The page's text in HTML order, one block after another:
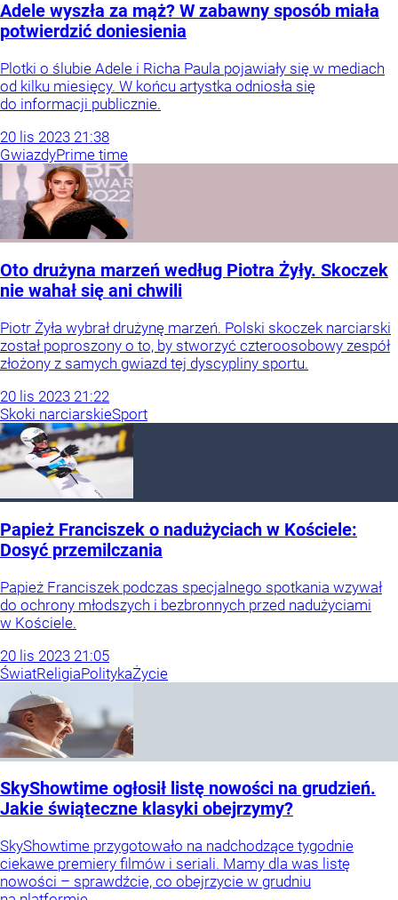
Adele wyszła za mąż? W zabawny sposób miała
potwierdzić doniesienia
Plotki o ślubie Adele i Richa Paula pojawiały się w mediach
od kilku miesięcy. W końcu artystka odniosła się
do informacji publicznie.
20 lis 2023 21:38
GwiazdyPrime time
Oto drużyna marzeń według Piotra Żyły. Skoczek
nie wahał się ani chwili
Piotr Żyła wybrał drużynę marzeń. Polski skoczek narciarski
został poproszony o to, by stworzyć czteroosobowy zespół
złożony z samych gwiazd tej dyscypliny sportu.
20 lis 2023 21:22
Skoki narciarskieSport
Papież Franciszek o nadużyciach w Kościele:
Dosyć przemilczania
Papież Franciszek podczas specjalnego spotkania wzywał
do ochrony młodszych i bezbronnych przed nadużyciami
w Kościele.
20 lis 2023 21:05
ŚwiatReligiaPolitykaŻycie
SkyShowtime ogłosił listę nowości na grudzień.
Jakie świąteczne klasyki obejrzymy?
SkyShowtime przygotowało na nadchodzące tygodnie
ciekawe premiery filmów i seriali. Mamy dla was listę
nowości – sprawdźcie, co obejrzycie w grudniu